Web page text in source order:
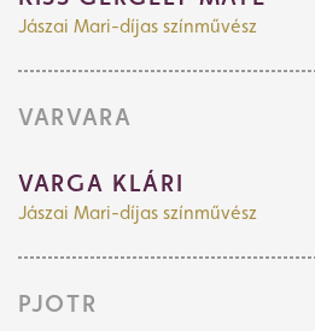
Jászai Mari-díjas színművész
VARVARA
VARGA KLÁRI
Jászai Mari-díjas színművész
PJOTR